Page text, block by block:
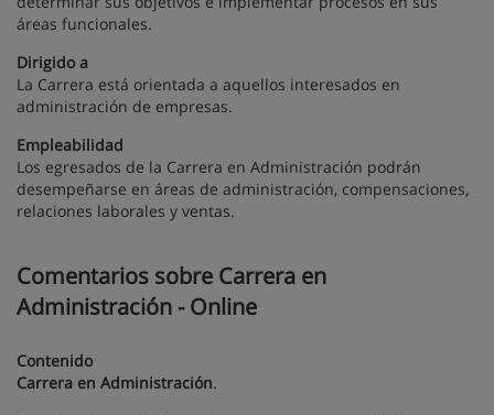
áreas funcionales.
Dirigido a
La Carrera está orientada a aquellos interesados en
administración de empresas.
Empleabilidad
Los egresados de la Carrera en Administración podrán
desempeñarse en áreas de administración, compensaciones,
relaciones laborales y ventas.
Comentarios sobre Carrera en
Administración - Online
Contenido
Carrera en Administración.